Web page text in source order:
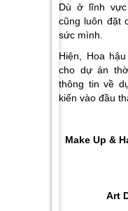
Dù ở lĩnh vực
cũng luôn đặt
sức mình.
Hiện, Hoa
cho dự án
thông tin về
kiến vào đầu
Make Up &
Art